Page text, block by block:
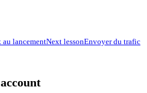
au lancementNext lessonEnvoyer du trafic